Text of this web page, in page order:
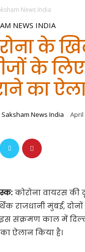
News India
NEWS INDIA
के
के
का
Saksham News India April
कोरोना वायरस की
राजधानी मुंबई,
इस संक्रमण काल में
ऐलान किया है।